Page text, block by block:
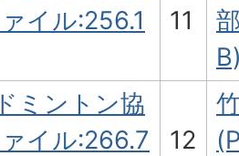
イル:256.1
11
ミントン協
イル:266.7
12